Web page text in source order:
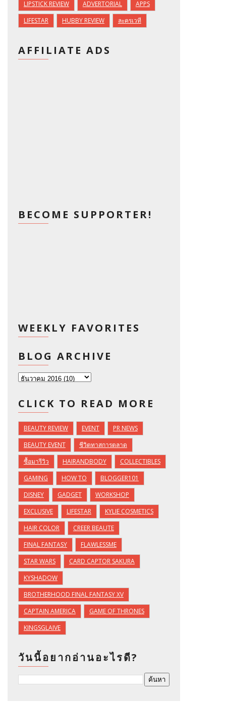
LIPSTICK REVIEW ADVERTORIAL
APPS
LIFESTAR
HUBBY REVIEW ละครเวที
AFFILIATE ADS
BECOME SUPPORTER!
WEEKLY FAVORITES
BLOG ARCHIVE
CLICK TO READ MORE
BEAUTY REVIEW EVENT
PR NEWS
BEAUTY EVENT
ชีวิตทาสการตลาด
ซื้อมารีวิว
HAIRANDBODY
COLLECTIBLES
GAMING
HOW TO
BLOGGER101
DISNEY
GADGET
WORKSHOP
EXCLUSIVE
LIFESTAR
KYLIE COSMETICS
HAIR COLOR
CREER BEAUTE
FINAL FANTASY
FLAWLESSME
STAR WARS
CARD CAPTOR SAKURA
KYSHADOW
BROTHERHOOD FINAL FANTASY XV
CAPTAIN AMERICA
GAME OF THRONES
KINGSGLAIVE
วันนี้อยากอ่านอะไรดี?